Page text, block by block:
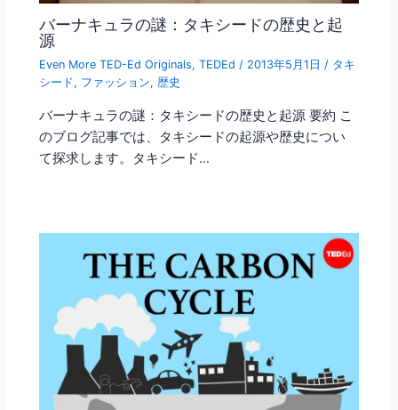
バーナキュラの謎：タキシードの歴史と起
源
Even More TED-Ed Originals,TEDEd / 2013年5月1日/ タキ
シード, ファッション,歴史
バーナキュラの謎：タキシードの歴史と起源 要約 こ
のブログ記事では、タキシードの起源や歴史につい
て探求します。タキシード…